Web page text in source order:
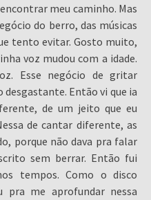
meu caminho. Mas
do berro, das músicas
tento evitar. Gosto muito,
voz mudou com a idade.
Esse negócio de gritar
Então vi que ia
de um jeito que eu
de cantar diferente, as
porque não dava pra falar
sem berrar. Então fui
tempos. Como o disco
pra me aprofundar nessa